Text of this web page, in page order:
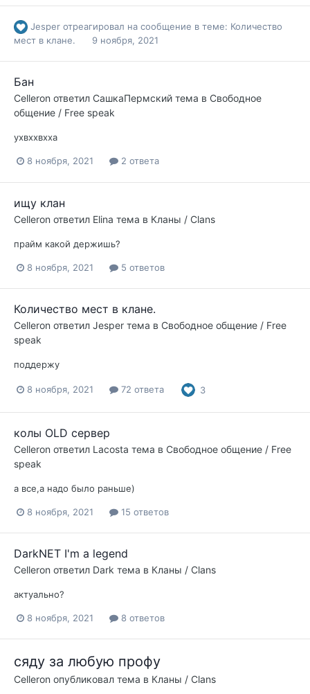
Jesper отреагировал на сообщение в теме: Количество
мест в клане.
9 ноября, 2021
Бан
Celleron ответил СашкаПермский тема в Свободное
общение / Free speak
ухвххвхха
8 ноября, 2021 2 ответа
ищу клан
Celleron ответил Elina тема в Кланы / Clans
прайм какой держишь?
8 ноября, 2021 5 ответов
Количество мест в клане.
Celleron ответил Jesper тема в Свободное общение / Free
speak
поддержу
8 ноября, 2021 72 ответа 3
колы OLD сервер
Celleron ответил Lacosta тема в Свободное общение / Free
speak
а все,а надо было раньше)
8 ноября, 2021 15 ответов
DarkNET I'm a legend
Celleron ответил Dark тема в Кланы / Clans
актуально?
8 ноября, 2021 8 ответов
сяду за любую профу
Celleron опубликовал тема в Кланы / Clans